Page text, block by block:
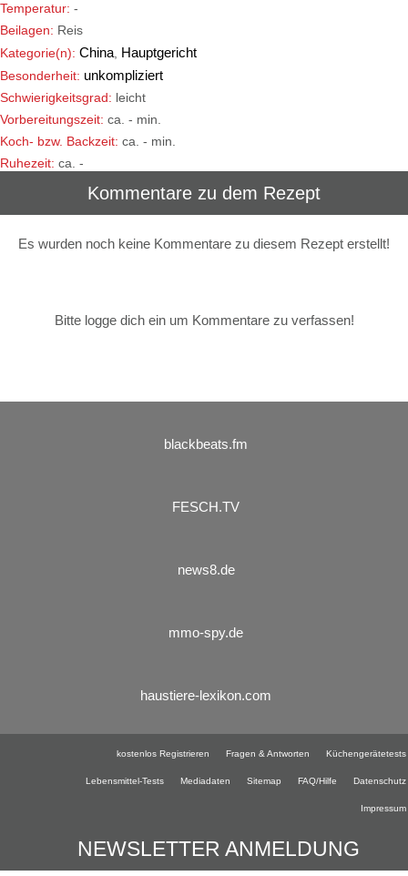
Temperatur: -
Beilagen: Reis
Kategorie(n): China Hauptgericht
Besonderheit: unkompliziert
Schwierigkeitsgrad: leicht
Vorbereitungszeit: ca. - min.
Koch- bzw. Backzeit: ca. - min.
Ruhezeit: ca. -
Kommentare zu dem Rezept
Es wurden noch keine Kommentare zu diesem Rezept erstellt!
Bitte logge dich ein um Kommentare zu verfassen!
blackbeats.fm
FESCH.TV
news8.de
mmo-spy.de
haustiere-lexikon.com
kostenlos Registrieren Fragen & Antworten Küchengerätetests
Lebensmittel-Tests Mediadaten Sitemap FAQ/Hilfe Datenschutz
Impressum
NEWSLETTER ANMELDUNG